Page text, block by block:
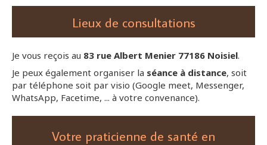
Lieux de consultations
Je vous reçois au 83 rue Albert Menier 77186 Noisiel.
Je peux également organiser la séance à distance, soit
par téléphone soit par visio (Google meet, Messenger,
WhatsApp, Facetime, ... à votre convenance).
Votre praticienne de santé en